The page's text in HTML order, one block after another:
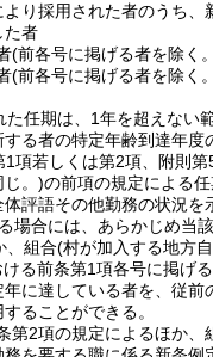
り採用された者のうち
た者
(前各号に掲げる者を除く
(前各号に掲げる者を除く
任期は、1年を超えない
る者の特定年齢到達年度
項若しくは第2項、附則
じ。)の前項の規定による
評語その他勤務の状況を
合には、あらかじめ当
、組合(村が加入する地方
ける前条第1項各号に掲げ
に達している者を、従
ることができる。
2項の規定によるほか